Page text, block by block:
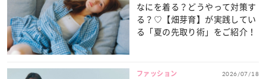
なにを着る？どうやって対策す
る？♡【畑芽育】が実践してい
る「夏の先取り術」をご紹介！
ファッション 2026/07/18